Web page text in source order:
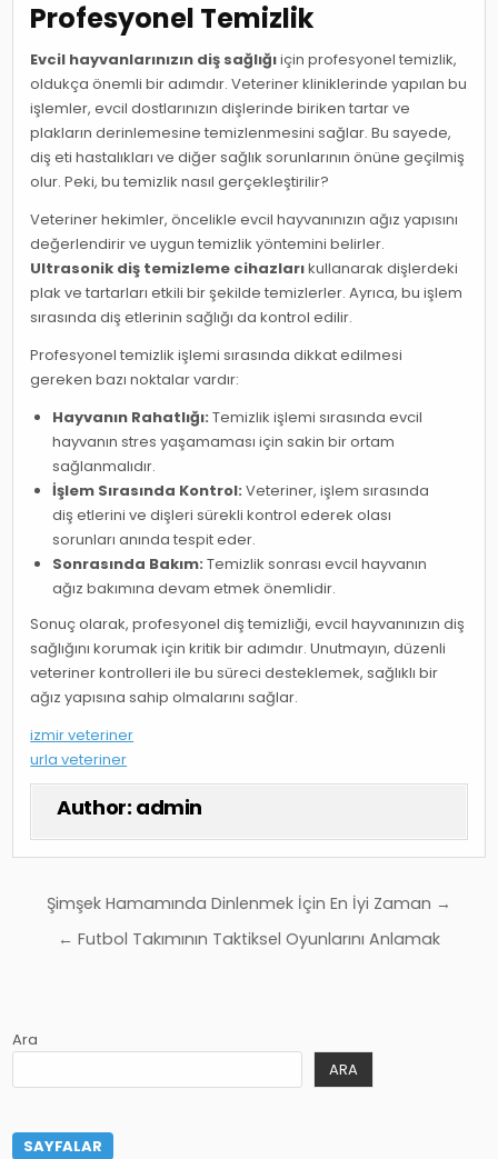
Profesyonel Temizlik
Evcil hayvanlarınızın diş sağlığıiçin profesyonel temizlik,
oldukça önemli bir adımdır. Veteriner kliniklerinde yapılan bu
işlemler, evcil dostlarınızın dişlerinde biriken tartar ve
plakların derinlemesine temizlenmesini sağlar. Bu sayede,
diş eti hastalıkları ve diğer sağlık sorunlarının önüne geçilmiş
olur. Peki, bu temizlik nasıl gerçekleştirilir?
Veteriner hekimler, öncelikle evcil hayvanınızın ağız yapısını
değerlendirir ve uygun temizlik yöntemini belirler.
Ultrasonik diş temizleme cihazlarıkullanarak dişlerdeki
plak ve tartarları etkili bir şekilde temizlerler. Ayrıca, bu işlem
sırasında diş etlerinin sağlığı da kontrol edilir.
Profesyonel temizlik işlemi sırasında dikkat edilmesi
gereken bazı noktalar vardır:
Hayvanın Rahatlığı: Temizlik işlemi sırasında evcil
hayvanın stres yaşamaması için sakin bir ortam
sağlanmalıdır.
İşlem Sırasında Kontrol: Veteriner, işlem sırasında
diş etlerini ve dişleri sürekli kontrol ederek olası
sorunları anında tespit eder.
Sonrasında Bakım: Temizlik sonrası evcil hayvanın
ağız bakımına devam etmek önemlidir.
Sonuç olarak, profesyonel diş temizliği, evcil hayvanınızın diş
sağlığını korumak için kritik bir adımdır. Unutmayın, düzenli
veteriner kontrolleri ile bu süreci desteklemek, sağlıklı bir
ağız yapısına sahip olmalarını sağlar.
izmir veteriner
urla veteriner
Author: admin
Yazı
gezinmesi
Şimşek Hamamında Dinlenmek İçin En İyi Zaman →
← Futbol Takımının Taktiksel Oyunlarını Anlamak
Ara
ARA
SAYFALAR